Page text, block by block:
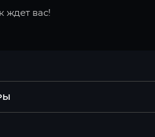
ждет вас!